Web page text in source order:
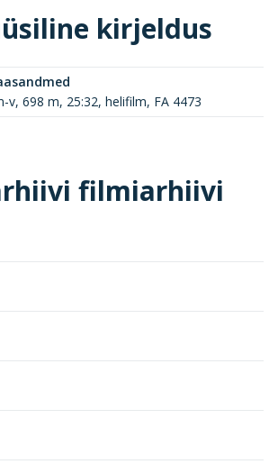
kirjeldus
v, 698 m, 25:32, helifilm, FA 4473
filmiarhiivi